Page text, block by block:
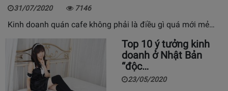
31/07/2020 7146
Kinh doanh quán cafe không phải là điều gì quá mới mẻ…
Top 10 ý tưởng kinh
doanh ở Nhật Bản
“độc…
23/05/2020